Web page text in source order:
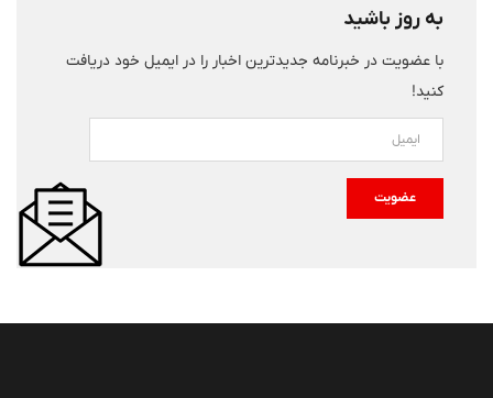
به روز باشید
با عضویت در خبرنامه جدیدترین اخبار را در ایمیل خود دریافت
کنید!
عضویت